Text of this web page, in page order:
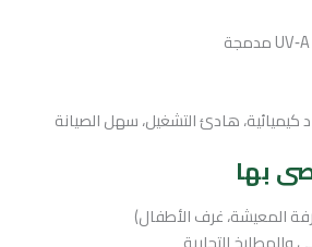
هادئ التشغيل، سهل الصيانة
بها
المعيشة، غرف الأطفال)